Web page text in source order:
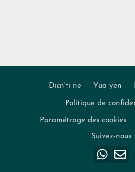
Diɛn'ti ne Yua yen
Politique de
Paramétrage des cookies
Suivez-nous